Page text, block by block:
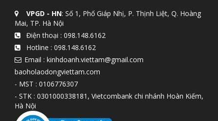
VPGD - HN: Số 1, Phố Giáp Nhị, P. Thịnh Liệt, Q. Hoàng
Mai, TP. Hà Nội
Điện thoại : 098.148.6162
Hotline : 098.148.6162
Email : kinhdoanh.viettam@gmail.com
baoholaodongviettam.com
- MST : 0106776307
- STK : 0301000338181, Vietcombank chi nhánh Hoàn Kiếm,
Hà Nội